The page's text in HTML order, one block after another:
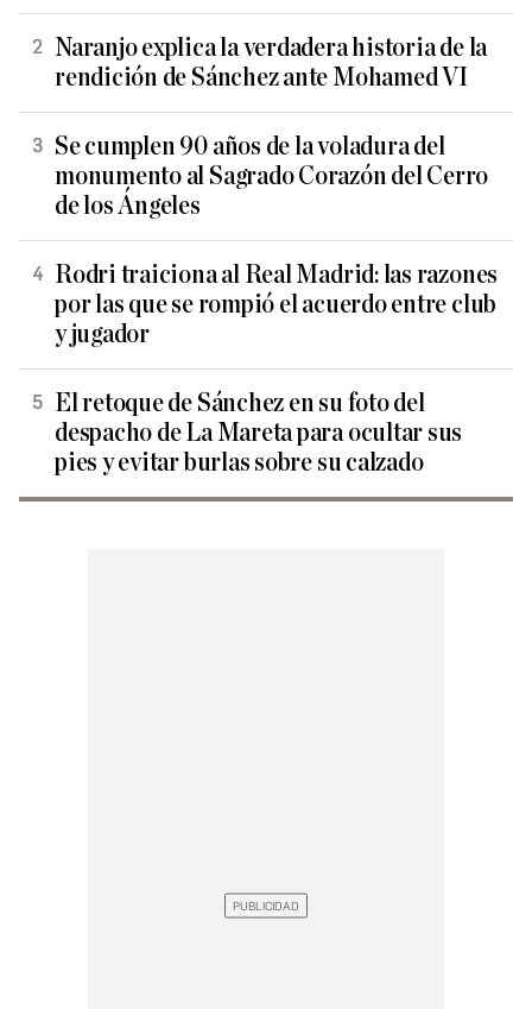
Naranjo explica la verdadera historia de la
rendición de Sánchez ante Mohamed VI
Se cumplen 90 años de la voladura del
monumento al Sagrado Corazón del Cerro
de los Ángeles
Rodri traiciona al Real Madrid: las razones
por las que se rompió el acuerdo entre club
y jugador
El retoque de Sánchez en su foto del
despacho de La Mareta para ocultar sus
pies y evitar burlas sobre su calzado